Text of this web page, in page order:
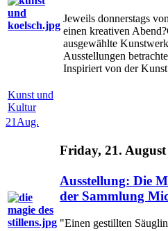
Jeweils donnerstags
einen kreativen
ausgewählte
Ausstellungen
Inspiriert von der
Kunst und
Kultur
21 Aug.
Friday, 21.
Ausstellung: Die
der Sammlung
"Einen gestillten